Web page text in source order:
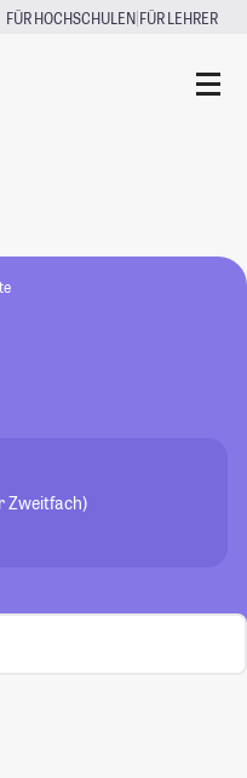
FÜR HOCHSCHULEN|FÜR LEHRER
Zweitfach)